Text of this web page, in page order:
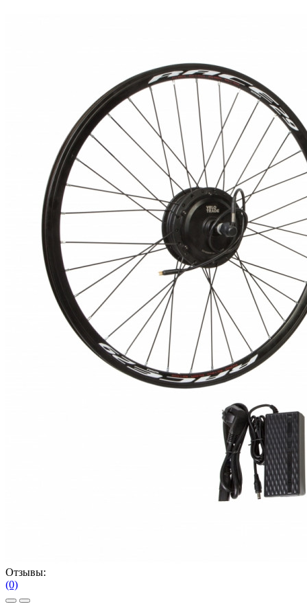
Отзывы:
(0)